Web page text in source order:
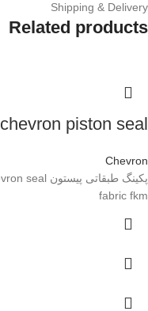
Shipping & Delivery
Related products
chevron piston seal پکینگ طبقاتی
Chevron
fabric fkm